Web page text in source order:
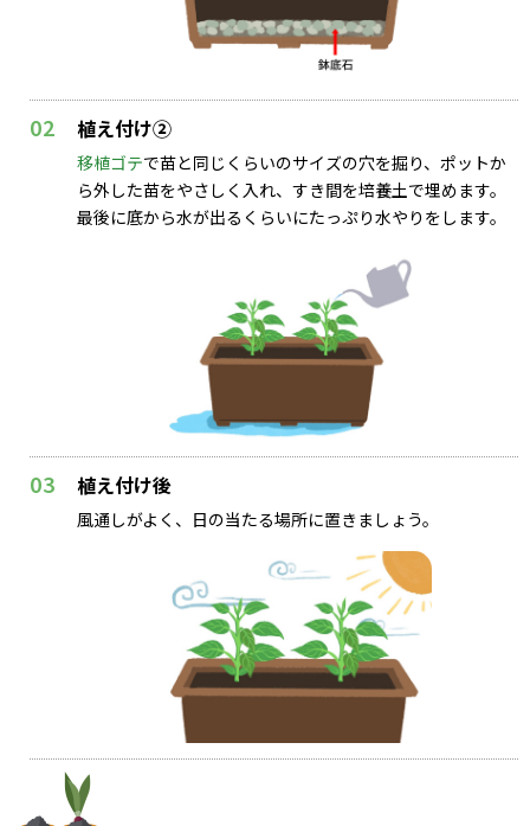
02 植え付け②
移植ゴテで苗と同じくらいのサイズの穴を掘り、ポットか
ら外した苗をやさしく入れ、すき間を培養土で埋めます。
最後に底から水が出るくらいにたっぷり水やりをします。
03 植え付け後
風通しがよく、日の当たる場所に置きましょう。